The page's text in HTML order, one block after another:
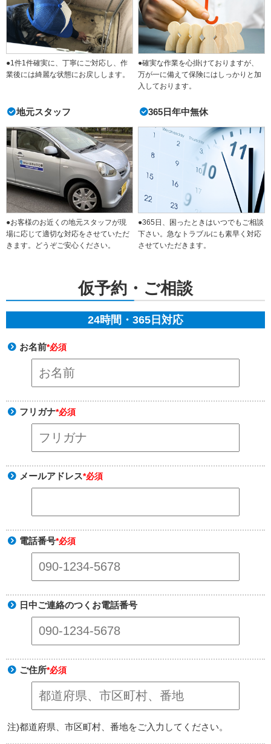
●1件1件確実に、丁寧にご対応し、作
業後には綺麗な状態にお戻しします。
●確実な作業を心掛けておりますが、
万が一に備えて保険にはしっかりと加
入しております。
地元スタッフ
●お客様のお近くの地元スタッフが現
場に応じて適切な対応をさせていただ
きます。どうぞご安心ください。
365日年中無休
●365日、困ったときはいつでもご相談
下さい。急なトラブルにも素早く対応
させていただきます。
仮予約・ご相談
24時間・365日対応
お名前*必須
フリガナ*必須
メールアドレス*必須
電話番号*必須
日中ご連絡のつくお電話番号
ご住所*必須
注)都道府県、市区町村、番地をご入力してください。